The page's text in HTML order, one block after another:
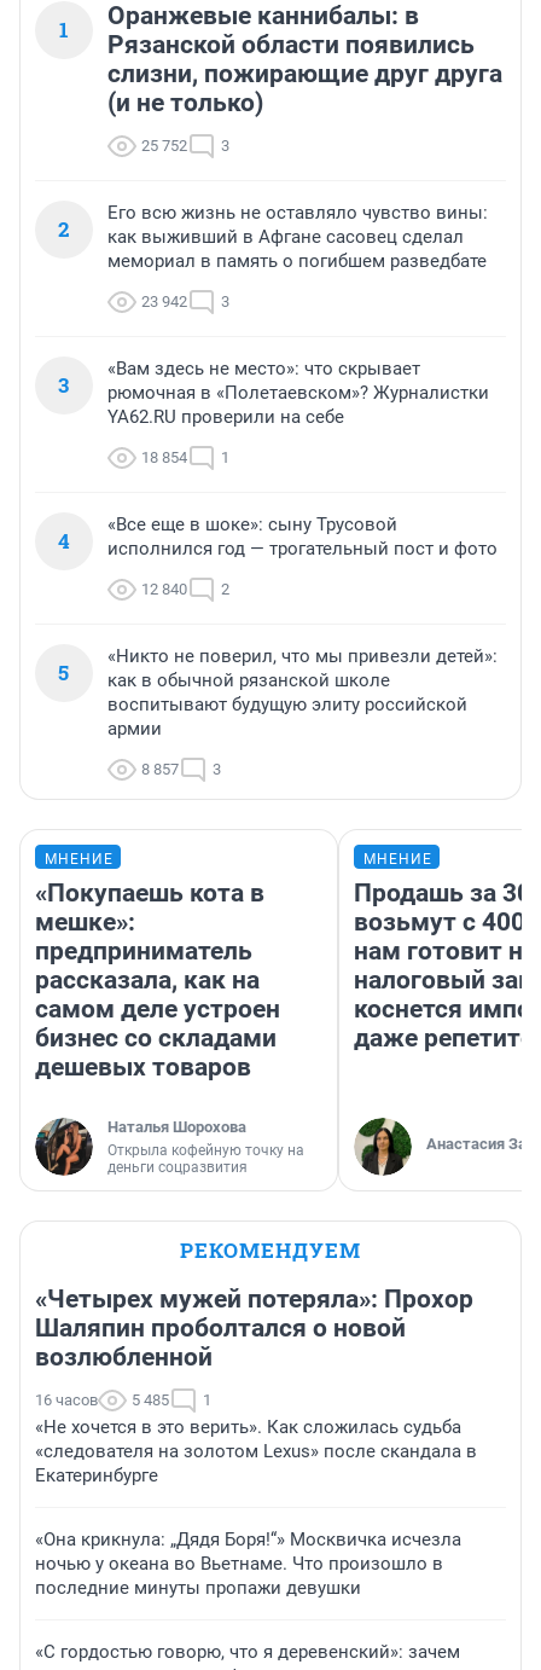
1
Оранжевые каннибалы: в
Рязанской области появились
слизни, пожирающие друг друга
(и не только)
25 752 3
2
Его всю жизнь не оставляло чувство вины:
как выживший в Афгане сасовец сделал
мемориал в память о погибшем разведбате
23 942 3
3
«Вам здесь не место»: что скрывает
рюмочная в «Полетаевском»? Журналистки
YA62.RU проверили на себе
18 854 1
4
«Все еще в шоке»: сыну Трусовой
исполнился год — трогательный пост и фото
12 840 2
5
«Никто не поверил, что мы привезли детей»:
как в обычной рязанской школе
воспитывают будущую элиту российской
армии
8 857 3
МНЕНИЕ
«Покупаешь кота в
мешке»:
предприниматель
рассказала, как на
самом деле устроен
бизнес со складами
дешевых товаров
Наталья Шорохова
Открыла кофейную точку на
деньги соцразвития
МНЕНИЕ
Продашь за
возьмут с
нам готовит
налоговый
коснется
даже
Анастасия
РЕКОМЕНДУЕМ
«Четырех мужей потеряла»: Прохор
Шаляпин проболтался о новой
возлюбленной
16 часов 5 485 1
«Не хочется в это верить». Как сложилась судьба
«следователя на золотом Lexus» после скандала в
Екатеринбурге
«Она крикнула: „Дядя Боря!“» Москвичка исчезла
ночью у океана во Вьетнаме. Что произошло в
последние минуты пропажи девушки
«С гордостью говорю, что я деревенский»: зачем